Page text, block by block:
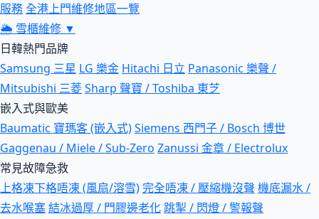
服務全港上門維修地區一覽
🌦 雪櫃維修 ▼
日韓熱門品牌
Samsung 三星 LG 樂金 Hitachi 日立 Panasonic 樂聲 /
Mitsubishi 三菱Sharp 聲寶 / Toshiba 東芝
嵌入式與歐美
Baumatic 寶瑪客 (嵌入式)Siemens 西門子 / Bosch 博世
Gaggenau / Miele / Sub-Zero Zanussi 金章 / Electrolux
常見故障急救
上格凍下格唔凍 (風扇/溶雪)完全唔凍 / 壓縮機沒聲 機底漏水 /
去水喉塞結冰過厚 / 門膠邊老化跳掣 / 閃燈 / 警報聲